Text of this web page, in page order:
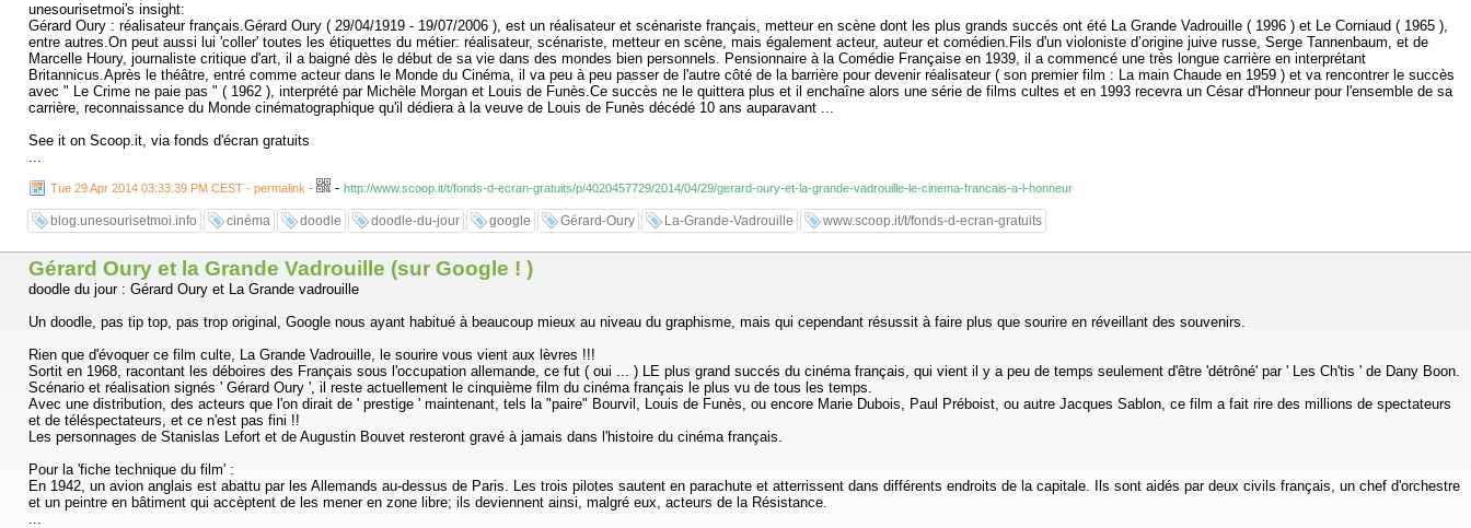
unesourisetmoi's insight:
Gérard Oury : réalisateur français.Gérard Oury ( 29/04/1919 - 19/07/2006 ), est un réalisateur et scénariste français, metteur en scène dont les plus grands succés ont été La Grande Vadrouille ( 1996 ) et Le Corniaud ( 1965 ),
entre autres.On peut aussi lui 'coller' toutes les étiquettes du métier: réalisateur, scénariste, metteur en scène, mais également acteur, auteur et comédien.Fils d'un violoniste d’origine juive russe, Serge Tannenbaum, et de
Marcelle Houry, journaliste critique d'art, il a baigné dès le début de sa vie dans des mondes bien personnels. Pensionnaire à la Comédie Française en 1939, il a commencé une très longue carrière en interprétant
Britannicus.Après le théâtre, entré comme acteur dans le Monde du Cinéma, il va peu à peu passer de l'autre côté de la barrière pour devenir réalisateur ( son premier film : La main Chaude en 1959 ) et va rencontrer le succès
avec " Le Crime ne paie pas " ( 1962 ), interprété par Michèle Morgan et Louis de Funès.Ce succès ne le quittera plus et il enchaîne alors une série de films cultes et en 1993 recevra un César d'Honneur pour l'ensemble de sa
carrière, reconnaissance du Monde cinématographique qu'il dédiera à la veuve de Louis de Funès décédé 10 ans auparavant ...
See it on Scoop.it, via fonds d'écran gratuits
...
Tue 29 Apr 2014 03:33:39 PM CEST - permalink - - http://www.scoop.it/t/fonds-d-ecran-gratuits/p/4020457729/2014/04/29/gerard-oury-et-la-grande-vadrouille-le-cinema-francais-a-l-honneur
blog.unesourisetmoi.info cinéma doodle doodle-du-jour google Gérard-Oury La-Grande-Vadrouille www.scoop.it/t/fonds-d-ecran-gratuits
Gérard Oury et la Grande Vadrouille (sur Google ! )
doodle du jour : Gérard Oury et La Grande vadrouille
Un doodle, pas tip top, pas trop original, Google nous ayant habitué à beaucoup mieux au niveau du graphisme, mais qui cependant résussit à faire plus que sourire en réveillant des souvenirs.
Rien que d'évoquer ce film culte, La Grande Vadrouille, le sourire vous vient aux lèvres !!!
Sortit en 1968, racontant les déboires des Français sous l'occupation allemande, ce fut ( oui ... ) LE plus grand succés du cinéma français, qui vient il y a peu de temps seulement d'être 'détrôné' par ' Les Ch'tis ' de Dany Boon.
Scénario et réalisation signés ' Gérard Oury ', il reste actuellement le cinquième film du cinéma français le plus vu de tous les temps.
Avec une distribution, des acteurs que l'on dirait de ' prestige ' maintenant, tels la "paire" Bourvil, Louis de Funès, ou encore Marie Dubois, Paul Préboist, ou autre Jacques Sablon, ce film a fait rire des millions de spectateurs
et de téléspectateurs, et ce n'est pas fini !!
Les personnages de Stanislas Lefort et de Augustin Bouvet resteront gravé à jamais dans l'histoire du cinéma français.
Pour la 'fiche technique du film' :
En 1942, un avion anglais est abattu par les Allemands au-dessus de Paris. Les trois pilotes sautent en parachute et atterrissent dans différents endroits de la capitale. Ils sont aidés par deux civils français, un chef d'orchestre
et un peintre en bâtiment qui accèptent de les mener en zone libre; ils deviennent ainsi, malgré eux, acteurs de la Résistance.
...